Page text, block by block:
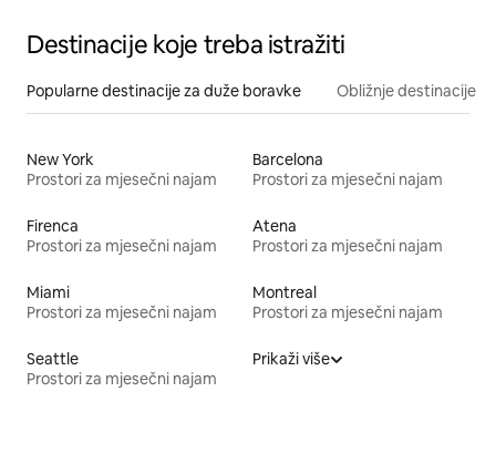
Destinacije koje treba istražiti
Popularne destinacije za duže boravke Obližnje destinacije
New York
Prostori za mjesečni najam
Barcelona
Prostori za mjesečni najam
Firenca
Prostori za mjesečni najam
Atena
Prostori za mjesečni najam
Miami
Prostori za mjesečni najam
Montreal
Prostori za mjesečni najam
Seattle
Prostori za mjesečni najam
Prikaži više